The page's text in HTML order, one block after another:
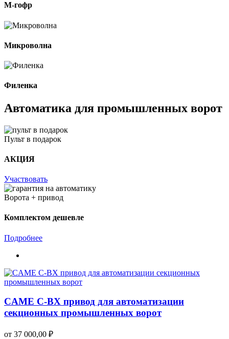
M-гофр
Микроволна
Филенка
Автоматика для промышленных ворот
Пульт в подарок
АКЦИЯ
Участвовать
Ворота + привод
Комплектом дешевле
Подробнее
CAME C-BX привод для автоматизации
секционных промышленных ворот
от 37 000,00 ₽